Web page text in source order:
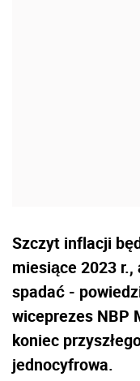
Szczyt inflacji
miesiące 2023
spadać -
wiceprezes NBP
koniec
jednocyfrowa.